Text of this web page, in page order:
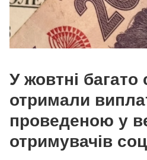
У жовтні
отримали
проведеною у
отримувачів